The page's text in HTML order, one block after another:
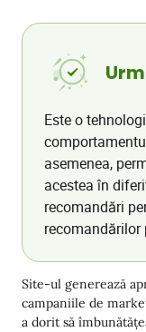
Este o
asemenea,
acestea în
recomandări
recomandărilor
Site-ul generează
campaniile de
a dorit să